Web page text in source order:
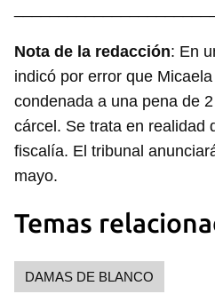
Nota de la redacción: En
indicó por error que
condenada a una pena de
cárcel. Se trata en realidad
fiscalía. El tribunal
mayo.
Temas
DAMAS DE BLANCO